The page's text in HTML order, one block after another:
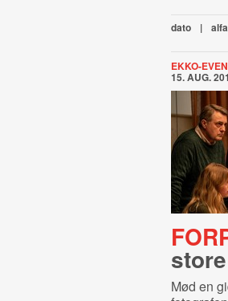
dato |
EKKO-
15. AUG.
Mød en